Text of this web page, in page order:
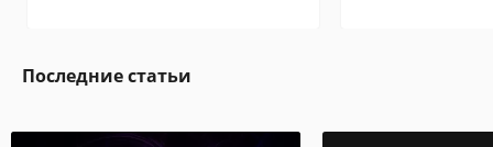
Последние статьи